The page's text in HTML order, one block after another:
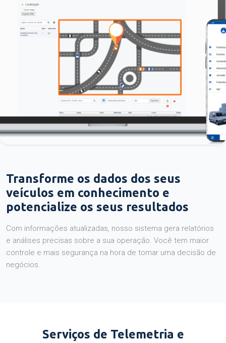
Transforme os dados dos seus
veículos em conhecimento e
potencialize os seus resultados
Com informações atualizadas, nosso sistema gera relatórios
e análises precisas sobre a sua operação. Você tem maior
controle e mais segurança na hora de tomar uma decisão de
negócios.
Serviços de Telemetria e